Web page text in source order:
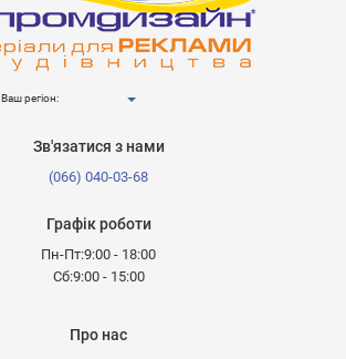
Ваш регіон:
Зв'язатися з нами
(066) 040-03-68
Графік роботи
Пн-Пт:9:00 - 18:00
Сб:9:00 - 15:00
Про нас